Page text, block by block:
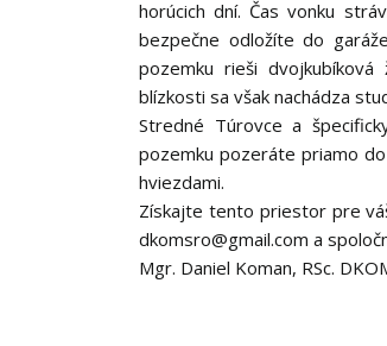
horúcich dní. Čas vonku
bezpečne odložíte do
pozemku rieši
blízkosti sa však nachádza
Stredné Túrovce a
pozemku pozeráte priamo
hviezdami.
Získajte tento priestor pre
dkomsro@gmail.com a
Mgr. Daniel Koman, RSc.